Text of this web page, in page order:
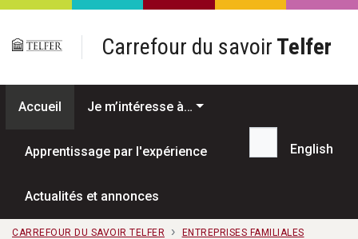
Passer au contenu principal
Carrefour du savoir Telfer
Accueil Je m’intéresse à…
Apprentissage par l'expérience
Actualités et annonces
Recherche...
English
CARREFOUR DU SAVOIR TELFER
ENTREPRISES FAMILIALES